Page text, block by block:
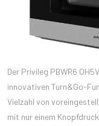
Der Privileg PBWR6
innovativen Turn&Go-
Vielzahl von
mit nur einem